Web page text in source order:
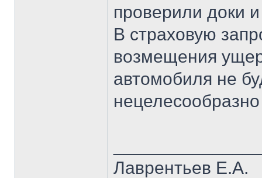
проверили доки
В страховую
возмещения
автомобиля не
Лаврентьев Е.А.